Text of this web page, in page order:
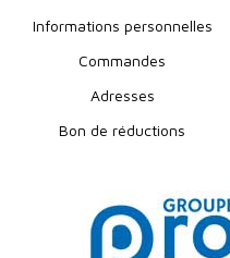
Informations personnelles
Commandes
Adresses
Bon de réductions